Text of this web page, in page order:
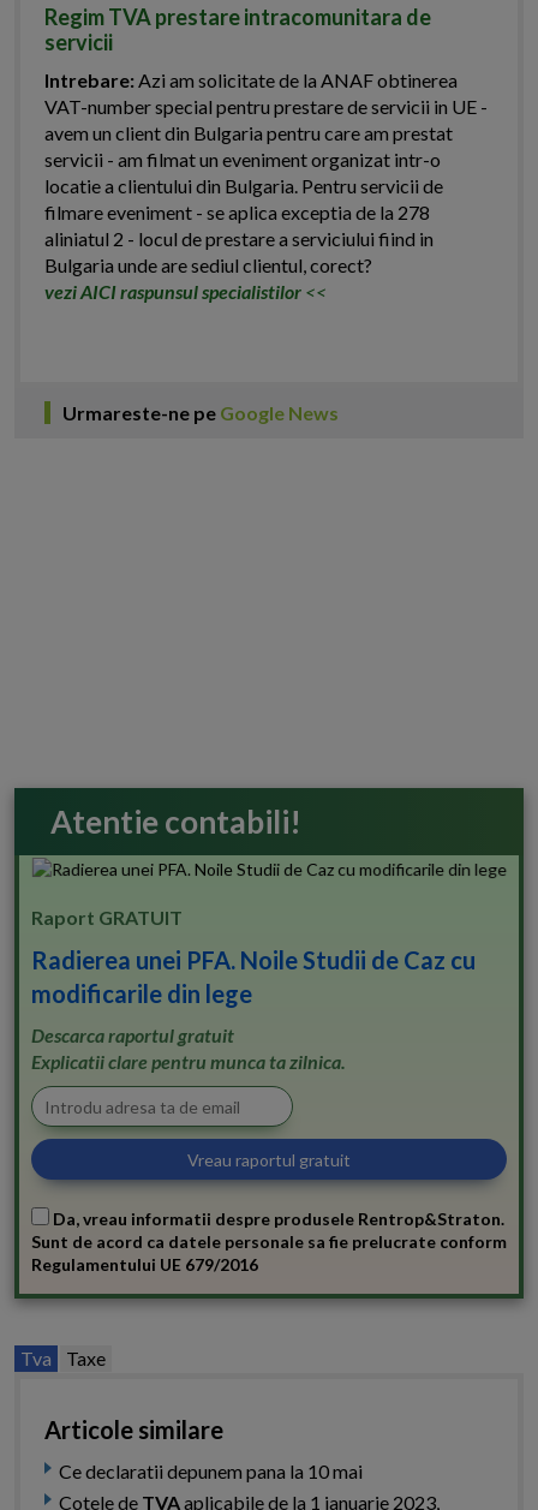
Regim TVA prestare intracomunitara de
servicii
Intrebare:Azi am solicitate de la ANAF obtinerea
VAT-number special pentru prestare de servicii in UE -
avem un client din Bulgaria pentru care am prestat
servicii - am filmat un eveniment organizat intr-o
locatie a clientului din Bulgaria. Pentru servicii de
filmare eveniment - se aplica exceptia de la 278
aliniatul 2 - locul de prestare a serviciului fiind in
Bulgaria unde are sediul clientul, corect?
vezi AICI raspunsul specialistilor <<
Urmareste-ne pe Google News
Atentie contabili!
Raport GRATUIT
Radierea unei PFA. Noile Studii de Caz cu
modificarile din lege
Descarca raportul gratuit
Explicatii clare pentru munca ta zilnica.
Da, vreau informatii despre produsele Rentrop&Straton.
Sunt de acord ca datele personale sa fie prelucrate conform
Regulamentului UE 679/2016
Tva Taxe
Articole similare
Ce declaratii depunem pana la 10 mai
Cotele de TVAaplicabile de la 1 ianuarie 2023,